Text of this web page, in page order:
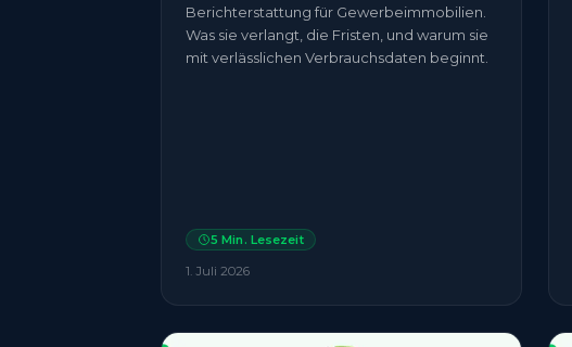
Berichterstattung für Gewerbeimmobilien.
Was sie verlangt, die Fristen, und warum sie
mit verlässlichen Verbrauchsdaten beginnt.
5 Min. Lesezeit
1. Juli 2026